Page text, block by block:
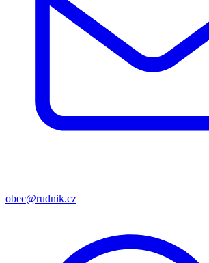
obec@rudnik.cz